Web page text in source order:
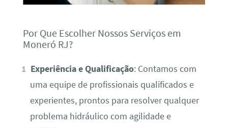
Por Que Escolher Nossos Serviços em
Moneró RJ?
Experiência e Qualificação: Contamos com
uma equipe de profissionais qualificados e
experientes, prontos para resolver qualquer
problema hidráulico com agilidade e